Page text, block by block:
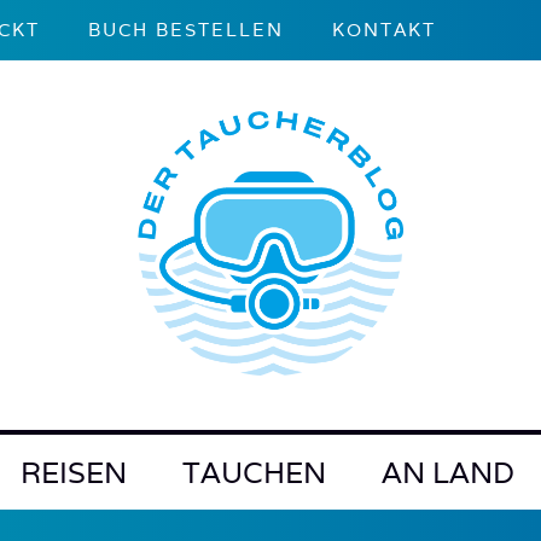
BUCH BESTELLEN KONTAKT
REISEN TAUCHEN AN LAND